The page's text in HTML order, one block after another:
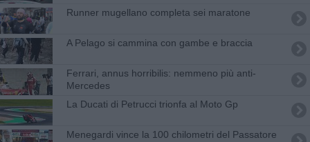
Runner mugellano completa sei maratone
A Pelago si cammina con gambe e braccia
​Ferrari, annus horribilis: nemmeno più anti-
Mercedes
La Ducati di Petrucci trionfa al Moto Gp
Menegardi vince la 100 chilometri del Passatore